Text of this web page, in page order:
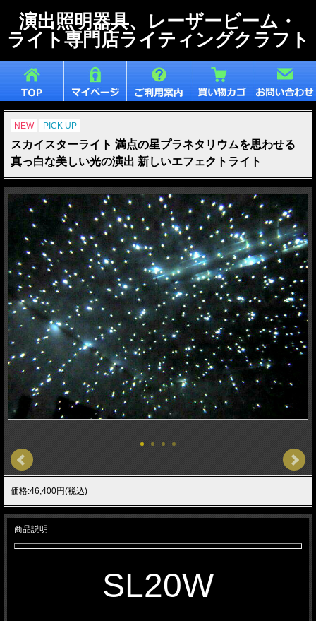
演出照明器具、レーザービーム・
ライト専門店ライティングクラフト
NEW PICK UP
スカイスターライト 満点の星プラネタリウムを思わせる
真っ白な美しい光の演出 新しいエフェクトライト
価格:46,400円(税込)
商品説明
SL20W